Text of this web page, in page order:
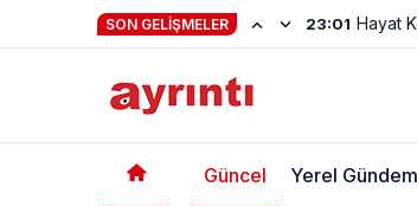
SON GELIŞMELER 22:56
Güncel Yerel Gündem
Ayaz: Yarıyıl Sıkıntısız Geçti